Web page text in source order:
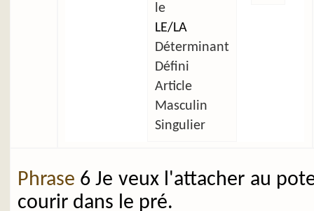
le
LE/LA
Déterminant
Défini
Article
Masculin
Singulier
Phrase 6 Je veux l'attacher au
courir dans le pré.